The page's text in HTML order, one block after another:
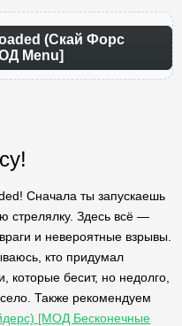
(Скай Форс
Menu]
Сначала ты запускаешь
стрелялку. Здесь всё —
и невероятные взрывы.
кто придумал
бесит, но недолго,
Также рекомендуем
[МОД Бесконечные